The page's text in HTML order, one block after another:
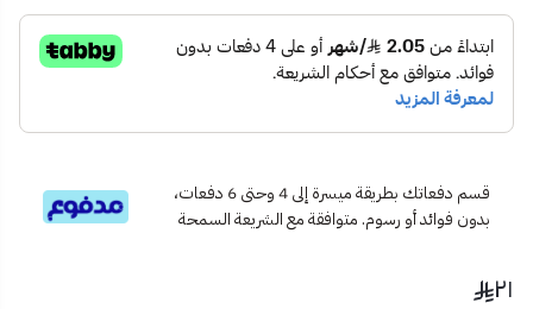
مفتاح مكيف كهربائي | 45 أمبير | لون أبيض | تصميم كلاسيك | مقاس
7x7.
✅ الاستخدام المثالي:
مثالي للمكيفات المنفصلة أو المركزية في المنازل، المكاتب، المحلات، أو
غرف الضيوف.
اختر هذا المفتاح إذا كنت تحتاج إلى توفير مساحة في الجدار دون التأثير
على كفاءة التشغيل.
قسم دفعاتك بطريقة ميسرة إلى 4 وحتى 6 دفعات،
بدون فوائد أو رسوم. متوافقة مع الشريعة السمحة
٢١